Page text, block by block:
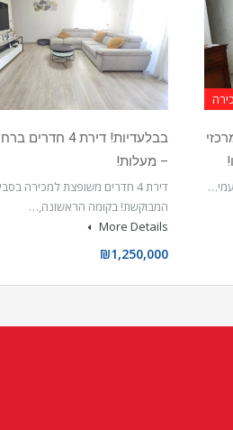
מרכזי
בבלעדיות! דירת 4
– מעלות!
דירת 4 חדרים משופצת למכירה
המבוקשת! בקומה הראשונה,…
More Details
₪1,250,000